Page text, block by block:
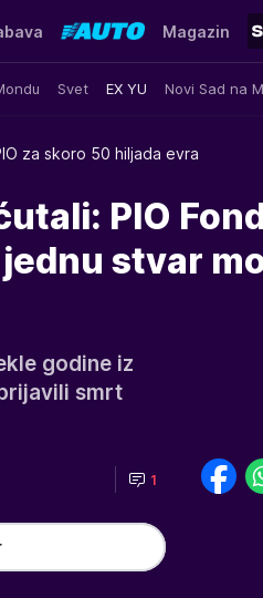
Svet EX YU Novi Sad na
Magazin
za skoro 50 hiljada evra
PIO
stvar
godine iz
smrt
1